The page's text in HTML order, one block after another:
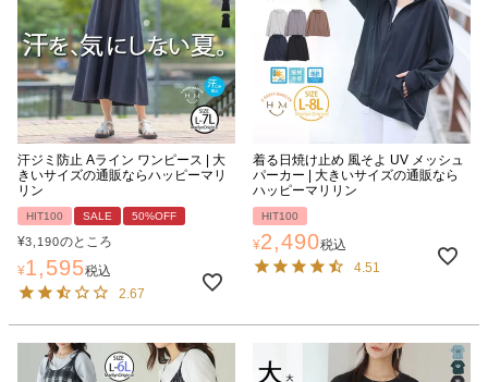
汗ジミ防止 Aライン ワンピース | 大
きいサイズの通販ならハッピーマリ
リン
HIT100 SALE 50%OFF
¥3,190のところ
¥1,595税込
2.67
着る日焼け止め 風そよ UV メッシュ
パーカー | 大きいサイズの通販なら
ハッピーマリリン
HIT100
¥2,490税込
4.51